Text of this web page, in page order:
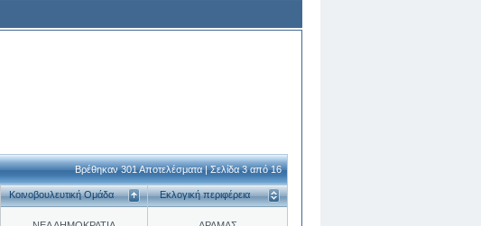
Βρέθηκαν 301 Αποτελέσματα | Σελίδα 3 από 16
Κοινοβουλευτική Ομάδα Εκλογική περιφέρεια